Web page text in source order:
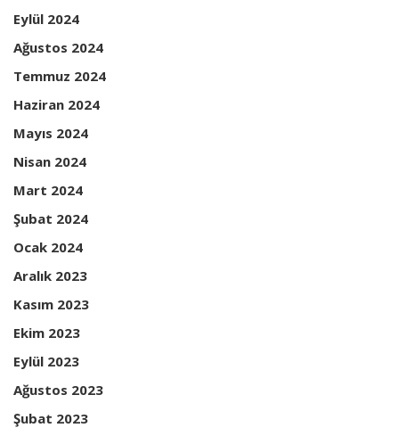
Eylül 2024
Ağustos 2024
Temmuz 2024
Haziran 2024
Mayıs 2024
Nisan 2024
Mart 2024
Şubat 2024
Ocak 2024
Aralık 2023
Kasım 2023
Ekim 2023
Eylül 2023
Ağustos 2023
Şubat 2023